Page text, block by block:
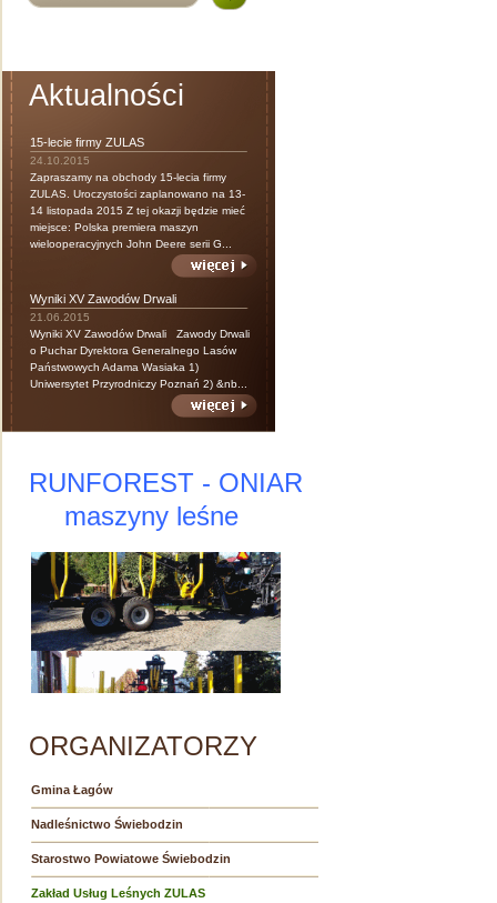
Aktualności
15-lecie firmy ZULAS
24.10.2015
Zapraszamy na obchody 15-lecia firmy
ZULAS. Uroczystości zaplanowano na 13-
14 listopada 2015 Z tej okazji będzie mieć
miejsce: Polska premiera maszyn
wielooperacyjnych John Deere serii G...
Wyniki XV Zawodów Drwali
21.06.2015
Wyniki XV Zawodów Drwali Zawody Drwali
o Puchar Dyrektora Generalnego Lasów
Państwowych Adama Wasiaka 1)
Uniwersytet Przyrodniczy Poznań 2) &nb...
RUNFOREST - ONIAR
maszyny leśne
ORGANIZATORZY
Gmina Łagów
Nadleśnictwo Świebodzin
Starostwo Powiatowe Świebodzin
Zakład Usług Leśnych ZULAS